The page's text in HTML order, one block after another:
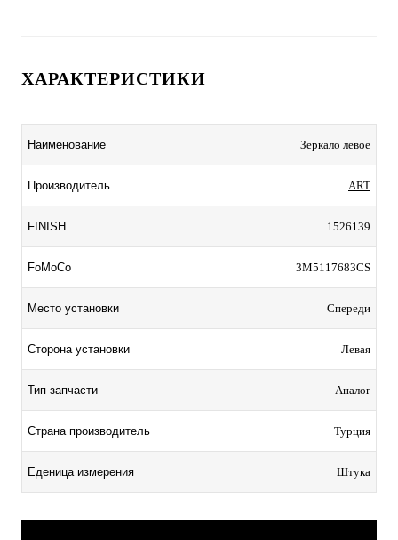
ХАРАКТЕРИСТИКИ
Наименование Зеркало левое
Производитель ART
FINISH 1526139
FoMoCo 3M5117683CS
Место установки Спереди
Сторона установки Левая
Тип запчасти Аналог
Страна производитель Турция
Еденица измерения Штука